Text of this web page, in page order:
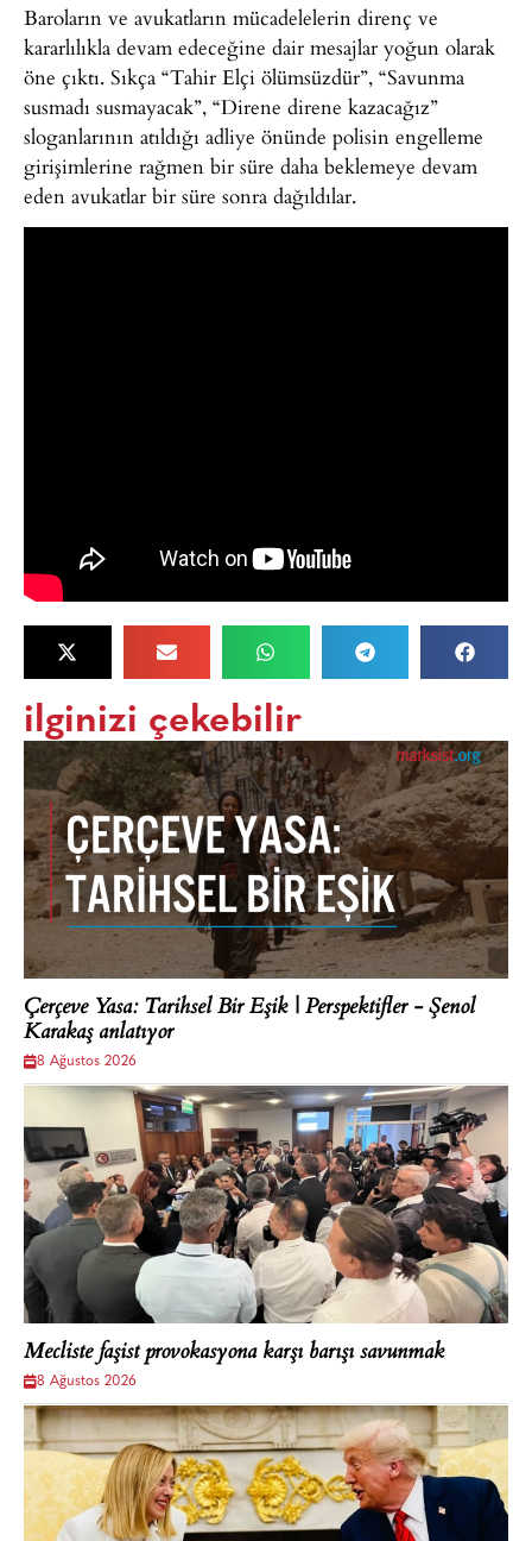
Baroların ve avukatların mücadelelerin direnç ve
kararlılıkla devam edeceğine dair mesajlar yoğun olarak
öne çıktı. Sıkça “Tahir Elçi ölümsüzdür”, “Savunma
susmadı susmayacak”, “Direne direne kazacağız”
sloganlarının atıldığı adliye önünde polisin engelleme
girişimlerine rağmen bir süre daha beklemeye devam
eden avukatlar bir süre sonra dağıldılar.
ilginizi çekebilir
Çerçeve Yasa: Tarihsel Bir Eşik | Perspektifler - Şenol
Karakaş anlatıyor
8 Ağustos 2026
Mecliste faşist provokasyona karşı barışı savunmak
8 Ağustos 2026